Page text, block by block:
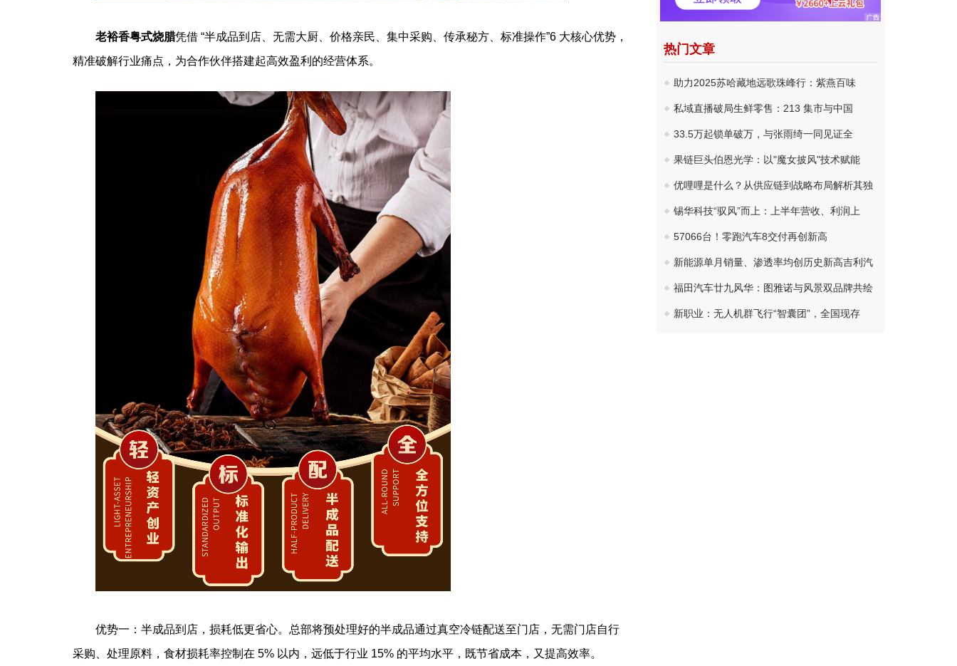
老裕香粤式烧腊凭借 “半成品到店、无需大厨、价格亲民、集中采购、传承秘方、标准操作”6 大核心优势，
精准破解行业痛点，为合作伙伴搭建起高效盈利的经营体系。
优势一：半成品到店，损耗低更省心。总部将预处理好的半成品通过真空冷链配送至门店，无需门店自行
采购、处理原料，食材损耗率控制在 5% 以内，远低于行业 15% 的平均水平，既节省成本，又提高效率。
热门文章
助力2025苏哈藏地远歌珠峰行：紫燕百味
私域直播破局生鲜零售：213 集市与中国
33.5万起锁单破万，与张雨绮一同见证全
果链巨头伯恩光学：以"魔女披风"技术赋能
优哩哩是什么？从供应链到战略布局解析其独
锡华科技“驭风”而上：上半年营收、利润上
57066台！零跑汽车8交付再创新高
新能源单月销量、渗透率均创历史新高吉利汽
福田汽车廿九风华：图雅诺与风景双品牌共绘
新职业：无人机群飞行“智囊团”，全国现存